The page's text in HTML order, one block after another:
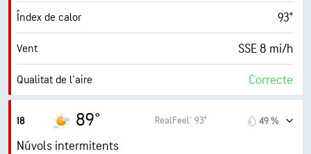
Pluja 0.05 in
Visibilitat 5 mi
Sostre de núvols 4000 ft
Índex de calor 93°
Vent SSE 8 mi/h
Qualitat de l'aire Correcte
Índex UV màxim
Ràfegues
18 89° RealFeel® 93° 49 %
Núvols intermitents